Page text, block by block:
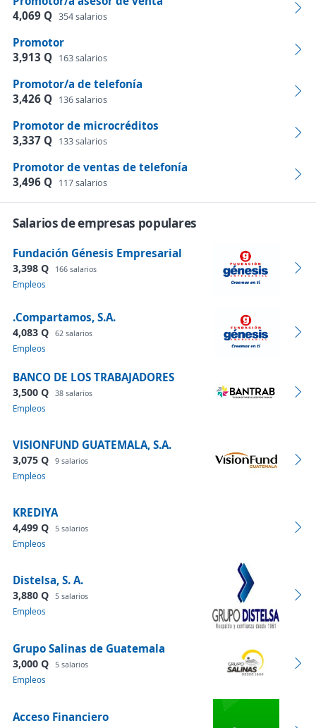
4,069 Q 354 salarios
Promotor
3,913 Q 163 salarios
Promotor/a de telefonía
3,426 Q 136 salarios
Promotor de microcréditos
3,337 Q 133 salarios
Promotor de ventas de telefonía
3,496 Q 117 salarios
Salarios de empresas populares
Fundación Génesis Empresarial
3,398 Q 166 salarios
Empleos
.Compartamos, S.A.
4,083 Q 62 salarios
Empleos
BANCO DE LOS TRABAJADORES
3,500 Q 38 salarios
Empleos
VISIONFUND GUATEMALA, S.A.
3,075 Q 9 salarios
Empleos
KREDIYA
4,499 Q 5 salarios
Empleos
Distelsa, S. A.
3,880 Q 5 salarios
Empleos
Grupo Salinas de Guatemala
3,000 Q 5 salarios
Empleos
Acceso Financiero